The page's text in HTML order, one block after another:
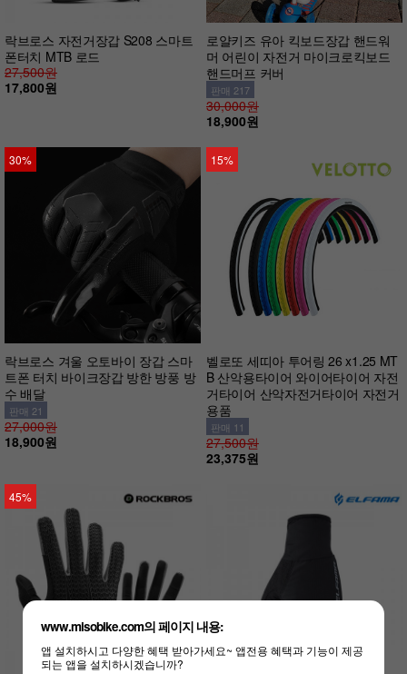
락브로스 자전거장갑 S208 스마트
폰터치 MTB 로드
27,500원
17,800원
로얄키즈 유아 킥보드장갑 핸드워
머 어린이 자전거 마이크로킥보드
핸드머프 커버
판매 217
30,000원
18,900원
30%
락브로스 겨울 오토바이 장갑 스마
트폰 터치 바이크장갑 방한 방풍 방
수 배달
판매 21
27,000원
18,900원
15%
벨로또 세띠아 투어링 26 x1.25 MT
B 산악용타이어 와이어타이어 자전
거타이어 산악자전거타이어 자전거
용품
판매 11
27,500원
23,375원
45%
www.misobike.com의 페이지 내용:
앱 설치하시고 다양한 혜택 받아가세요~ 앱전용 혜택과 기능이 제공
되는 앱을 설치하시겠습니까?